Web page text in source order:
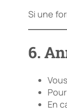
Si une
6.
En